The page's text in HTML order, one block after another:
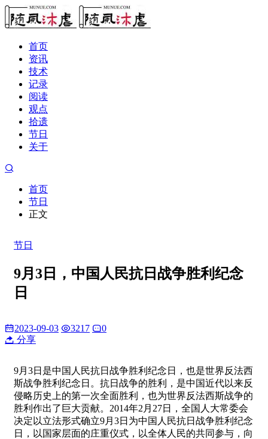
首页
资讯
技术
记录
阅读
观点
拾遗
节日
关于
首页
节日
正文
节日
9月3日，中国人民抗日战争胜利纪念
日
2023-09-03 3217
0
分享
9月3日是中国人民抗日战争胜利纪念日，也是世界反法西
斯战争胜利纪念日。抗日战争的胜利，是中国近代以来反
侵略历史上的第一次全面胜利，也为世界反法西斯战争的
胜利作出了巨大贡献。2014年2月27日，全国人大常委会
决定以立法形式确立9月3日为中国人民抗日战争胜利纪念
日，以国家层面的庄重仪式，以全体人民的共同参与，向